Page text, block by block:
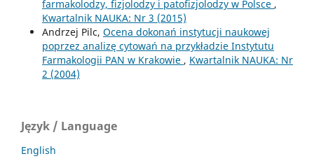
farmakolodzy, fizjolodzy i patofizjolodzy w Polsce ,
Kwartalnik NAUKA: Nr 3 (2015)
Andrzej Pilc, Ocena dokonań instytucji naukowej
poprzez analizę cytowań na przykładzie Instytutu
Farmakologii PAN w Krakowie , Kwartalnik NAUKA: Nr
2 (2004)
Język / Language
English